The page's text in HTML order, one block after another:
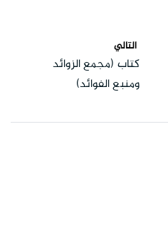
التالي
كتاب (مجمع الزوائد
ومنبع الفوائد)